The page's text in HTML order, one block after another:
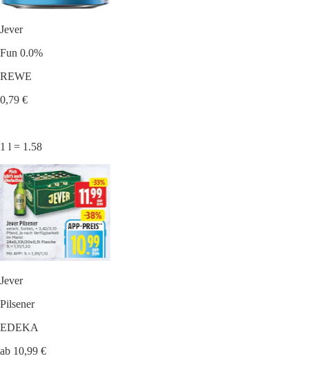
Jever
Fun 0.0%
REWE
0,79 €
1 l = 1.58
Jever
Pilsener
EDEKA
ab 10,99 €